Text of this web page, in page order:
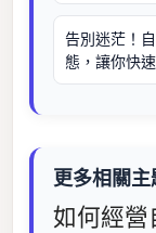
告別迷茫！
態，讓你快
更多相關主
如何經